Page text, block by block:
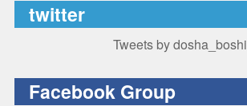
twitter
Tweets by dosha_boshi
Facebook Group